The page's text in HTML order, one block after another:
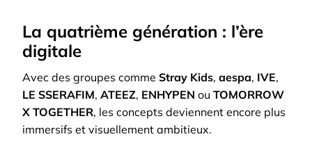
La quatrième génération : l’ère
digitale
Avec des groupes comme Stray Kids, aespa, IVE,
LE SSERAFIM, ATEEZ, ENHYPEN ou TOMORROW
X TOGETHER, les concepts deviennent encore plus
immersifs et visuellement ambitieux.